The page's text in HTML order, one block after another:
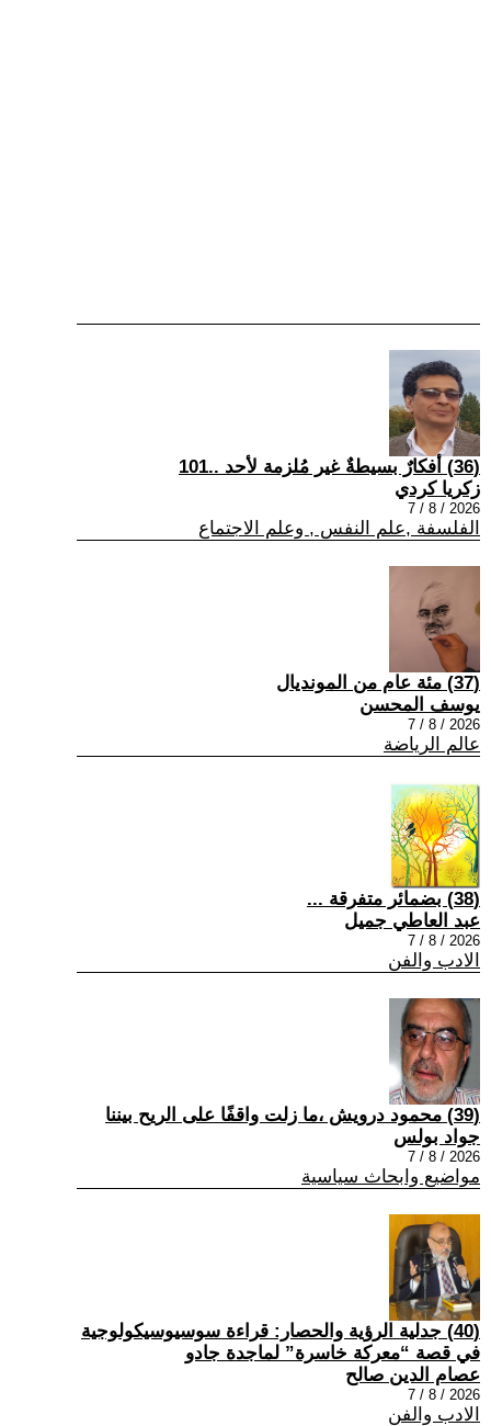
(36) أفكارٌ بسيطةٌ غير مُلزمة لأحد ..101
زكريا كردي
2026 / 8 / 7
الفلسفة ,علم النفس , وعلم الاجتماع
(37) مئة عام من المونديال
يوسف المحسن
2026 / 8 / 7
عالم الرياضة
(38) بضمائر متفرقة ...
عبد العاطي جميل
2026 / 8 / 7
الادب والفن
(39) محمود درويش ،ما زلت واقفًا على الريح بيننا
جواد بولس
2026 / 8 / 7
مواضيع وابحاث سياسية
(40) جدلية الرؤية والحصار: قراءة سوسيوسيكولوجية
في قصة “معركة خاسرة” لماجدة جادو
عصام الدين صالح
2026 / 8 / 7
الادب والفن